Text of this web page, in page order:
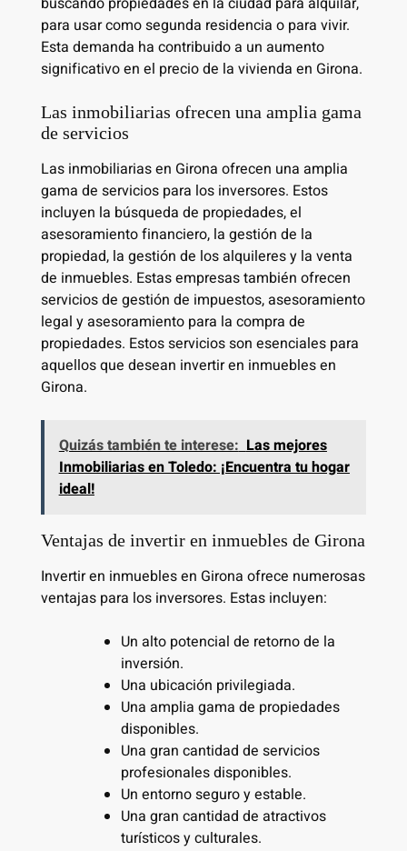
para usar como segunda residencia o para vivir.
Esta demanda ha contribuido a un aumento
significativo en el precio de la vivienda en Girona.
Las inmobiliarias ofrecen una amplia gama
de servicios
Las inmobiliarias en Girona ofrecen una amplia
gama de servicios para los inversores. Estos
incluyen la búsqueda de propiedades, el
asesoramiento financiero, la gestión de la
propiedad, la gestión de los alquileres y la venta
de inmuebles. Estas empresas también ofrecen
servicios de gestión de impuestos, asesoramiento
legal y asesoramiento para la compra de
propiedades. Estos servicios son esenciales para
aquellos que desean invertir en inmuebles en
Girona.
Quizás también te interese: Las mejores
Inmobiliarias en Toledo: ¡Encuentra tu hogar
ideal!
Ventajas de invertir en inmuebles de Girona
Invertir en inmuebles en Girona ofrece numerosas
ventajas para los inversores. Estas incluyen:
Un alto potencial de retorno de la
inversión.
Una ubicación privilegiada.
Una amplia gama de propiedades
disponibles.
Una gran cantidad de servicios
profesionales disponibles.
Un entorno seguro y estable.
Una gran cantidad de atractivos
turísticos y culturales.